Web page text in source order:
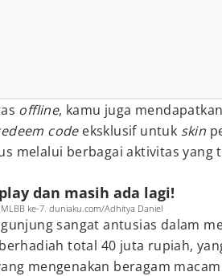
offline, kamu juga
codeeksklusif untuk skin
melalui berbagai aktivitas yang
dan masih ada lagi!
MLBB ke-7. duniaku.com/Adhitya Daniel
sangat antusias dalam
total 40 juta rupiah,
mengenakan beragam